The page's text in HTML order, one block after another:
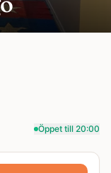
Öppet till 20:00